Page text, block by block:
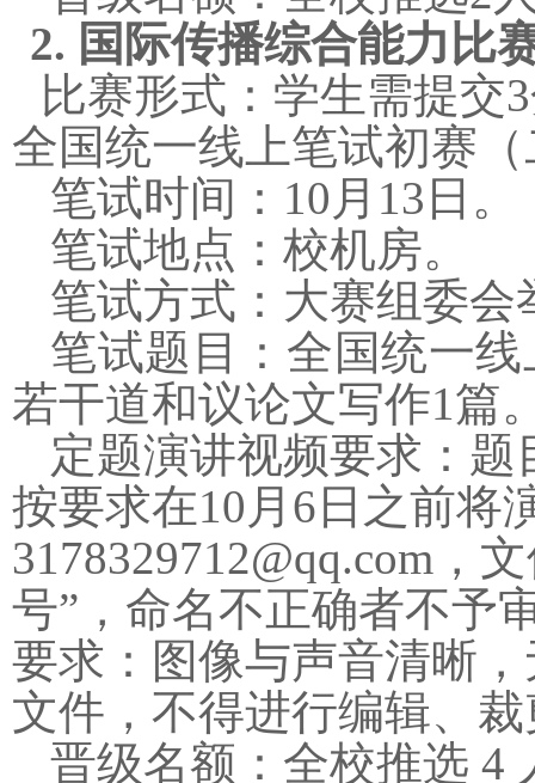
2. 国际传播综合能力比
比赛形式 ：学生需提交3
全国统一线上笔试初赛
笔试时间：10月 13 日。
笔试地点：校机房。
笔试方式：大赛组委
笔试题目：全国统一
若干道和议论文写作1篇
定题演讲视频要求：题
按要求在10 月 6 日之前将
3178329712@qq.com ，
号”，命名不正确者不予
要求：图像与声音清晰
文件，不得进行编辑、
晋级名额：全校推选 4